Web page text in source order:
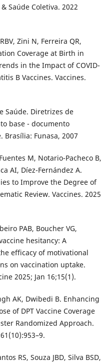
Saúde Coletiva. 2022
Zini N, Ferreira QR,
Coverage at Birth in
in the Impact of COVID-
B Vaccines. Vaccines.
Saúde. Diretrizes de
base - documento
Brasília: Funasa, 2007
M, Notario-Pacheco B,
AI, Díez-Fernández A.
to Improve the Degree of
Review. Vaccines. 2025
PAB, Boucher VG,
hesitancy: A
efficacy of motivational
on vaccination uptake.
2025; Jan 16;15(1).
AK, Dwibedi B. Enhancing
of DPT Vaccine Coverage
Randomized Approach.
RS, Souza JBD, Silva BSD,